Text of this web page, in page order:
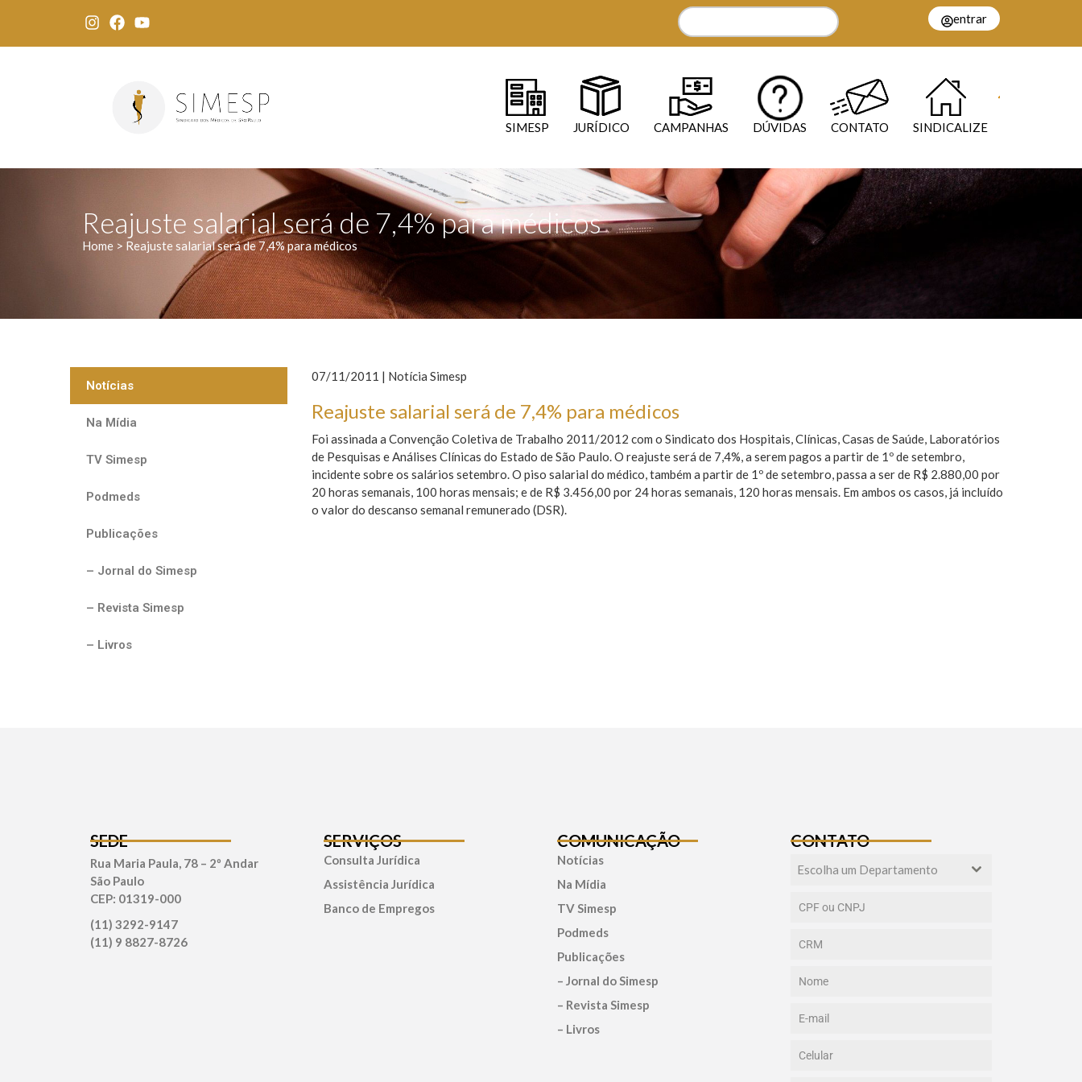
entrar
SIMESP JURÍDICO CAMPANHAS DÚVIDAS CONTATO SINDICALIZE
Reajuste salarial será de 7,4% para médicos
Home > Reajuste salarial será de 7,4% para médicos
Notícias
Na Mídia
TV Simesp
Podmeds
Publicações
– Jornal do Simesp
– Revista Simesp
– Livros
07/11/2011 | Notícia Simesp
Reajuste salarial será de 7,4% para médicos
Foi assinada a Convenção Coletiva de Trabalho 2011/2012 com o Sindicato dos Hospitais, Clínicas, Casas de Saúde, Laboratórios
de Pesquisas e Análises Clínicas do Estado de São Paulo. O reajuste será de 7,4%, a serem pagos a partir de 1º de setembro,
incidente sobre os salários setembro. O piso salarial do médico, também a partir de 1º de setembro, passa a ser de R$ 2.880,00 por
20 horas semanais, 100 horas mensais; e de R$ 3.456,00 por 24 horas semanais, 120 horas mensais. Em ambos os casos, já incluído
o valor do descanso semanal remunerado (DSR).
SEDE
Rua Maria Paula, 78 – 2º Andar
São Paulo
CEP: 01319-000
(11) 3292-9147
(11) 9 8827-8726
SERVIÇOS
Consulta Jurídica
Assistência Jurídica
Banco de Empregos
COMUNICAÇÃO
Notícias
Na Mídia
TV Simesp
Podmeds
Publicações
– Jornal do Simesp
– Revista Simesp
– Livros
CONTATO
Escolha um Departamento